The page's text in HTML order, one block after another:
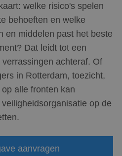
welke risico's spelen
behoeften en welke
en middelen past het beste
Dat leidt tot een
achteraf. Of
in Rotterdam, toezicht,
alle fronten kan
op de
aanvragen